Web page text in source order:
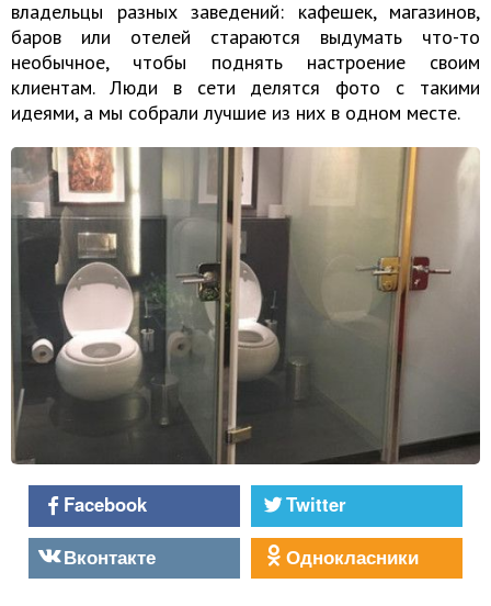
владельцы разных заведений: кафешек, магазинов,
баров или отелей стараются выдумать что-то
необычное, чтобы поднять настроение своим
клиентам. Люди в сети делятся фото с такими
идеями, а мы собрали лучшие из них в одном месте.
Facebook
Twitter
Вконтакте
Однокласники